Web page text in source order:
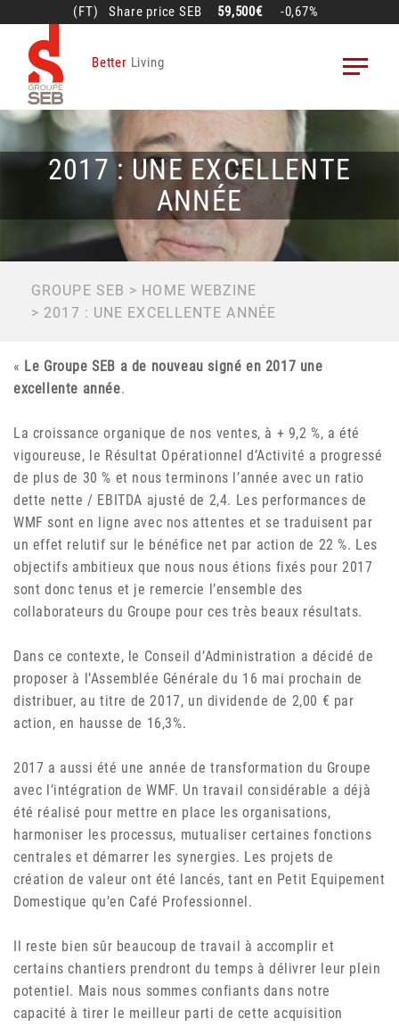
main
content
(FT) Share priceSEB 59,500€ -0,67%
Better Living
2017 : UNE EXCELLENTE
ANNÉE
BREADCRUMB
GROUPE SEB
HOME WEBZINE
2017 : UNE EXCELLENTE ANNÉE
« Le Groupe SEB a de nouveau signé en 2017 une
excellente année.
La croissance organique de nos ventes, à + 9,2 %, a été
vigoureuse, le Résultat Opérationnel d’Activité a progressé
de plus de 30 % et nous terminons l’année avec un ratio
dette nette / EBITDA ajusté de 2,4. Les performances de
WMF sont en ligne avec nos attentes et se traduisent par
un effet relutif sur le bénéfice net par action de 22 %. Les
objectifs ambitieux que nous nous étions fixés pour 2017
sont donc tenus et je remercie l’ensemble des
collaborateurs du Groupe pour ces très beaux résultats.
Dans ce contexte, le Conseil d’Administration a décidé de
proposer à l’Assemblée Générale du 16 mai prochain de
distribuer, au titre de 2017, un dividende de 2,00 € par
action, en hausse de 16,3%.
2017 a aussi été une année de transformation du Groupe
avec l’intégration de WMF. Un travail considérable a déjà
été réalisé pour mettre en place les organisations,
harmoniser les processus, mutualiser certaines fonctions
centrales et démarrer les synergies. Les projets de
création de valeur ont été lancés, tant en Petit Equipement
Domestique qu’en Café Professionnel.
Il reste bien sûr beaucoup de travail à accomplir et
certains chantiers prendront du temps à délivrer leur plein
potentiel. Mais nous sommes confiants dans notre
capacité à tirer le meilleur parti de cette acquisition